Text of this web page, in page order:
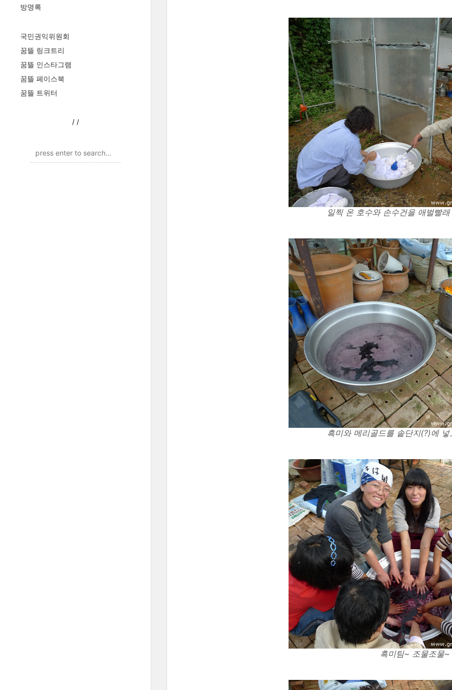
방명록
국민권익위원회
꿈뜰 링크트리
꿈뜰 인스타그램
꿈뜰 페이스북
꿈뜰 트위터
/ /
일찍 온 호수와 손수건을 애벌빨
흑미와 메리골드를 솥단지(?)에
흑미팀~ 조물조물~